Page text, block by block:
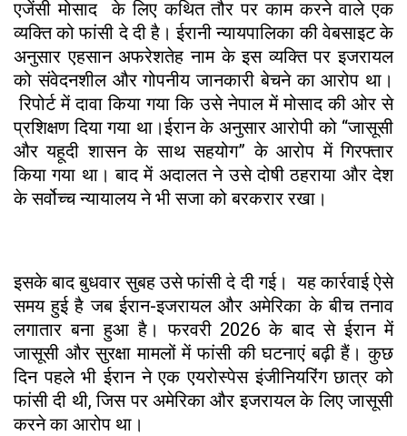
एजेंसी मोसाद के लिए कथित तौर पर काम करने वाले एक
व्यक्ति को फांसी दे दी है। ईरानी न्यायपालिका की वेबसाइट के
अनुसार एहसान अफरेशतेह नाम के इस व्यक्ति पर इजरायल
को संवेदनशील और गोपनीय जानकारी बेचने का आरोप था।
रिपोर्ट में दावा किया गया कि उसे नेपाल में मोसाद की ओर से
प्रशिक्षण दिया गया था।ईरान के अनुसार आरोपी को “जासूसी
और यहूदी शासन के साथ सहयोग” के आरोप में गिरफ्तार
किया गया था। बाद में अदालत ने उसे दोषी ठहराया और देश
के सर्वोच्च न्यायालय ने भी सजा को बरकरार रखा।
इसके बाद बुधवार सुबह उसे फांसी दे दी गई। यह कार्रवाई ऐसे
समय हुई है जब ईरान-इजरायल और अमेरिका के बीच तनाव
लगातार बना हुआ है। फरवरी 2026 के बाद से ईरान में
जासूसी और सुरक्षा मामलों में फांसी की घटनाएं बढ़ी हैं। कुछ
दिन पहले भी ईरान ने एक एयरोस्पेस इंजीनियरिंग छात्र को
फांसी दी थी, जिस पर अमेरिका और इजरायल के लिए जासूसी
करने का आरोप था।